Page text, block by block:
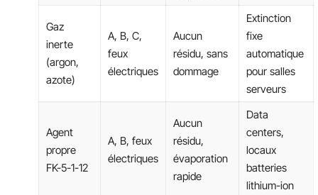
Gaz
inerte
(argon,
azote)
A, B, C,
feux
électriques
Aucun
résidu, sans
dommage
Extinction
fixe
automatique
pour salles
serveurs
Agent
propre
FK-5-1-12
A, B, feux
électriques
Aucun
résidu,
évaporation
rapide
Data
centers,
locaux
batteries
lithium-ion